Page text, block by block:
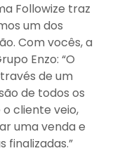
Followize traz
um dos
Com vocês, a
Enzo: “O
de um
de todos os
cliente veio,
uma venda e
finalizadas.”